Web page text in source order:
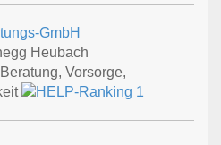
GmbH
Heubach
Vorsorge,